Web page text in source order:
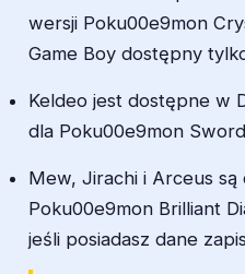
wersji Poku00e9mon
Game Boy dostępny
Keldeo jest dostępne w
dla Poku00e9mon
Mew, Jirachi i Arceus
Poku00e9mon Brilliant
jeśli posiadasz dane